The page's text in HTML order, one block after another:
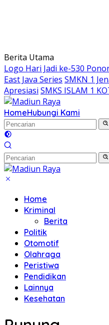
Berita Utama
Logo Hari Jadi ke-530
East Java Series SMKN 1
Apresiasi SMKS ISLAM 1
HomeHubungi Kami
Home
Kriminal
Berita
Politik
Otomotif
Olahraga
Peristiwa
Pendidikan
Lainnya
Kesehatan